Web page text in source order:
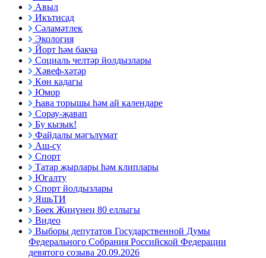
Авыл
Икътисад
Сәламәтлек
Экология
Йорт һәм бакча
Социаль челтәр йолдызлары
Хәвеф-хәтәр
Көн кадагы
Юмор
Һава торышы һәм ай календаре
Сорау-җавап
Бу кызык!
Файдалы мәгълүмат
Аш-су
Спорт
Татар җырлары һәм клиплары
Югалту
Спорт йолдызлары
ЯшьТИ
Бөек Җиңүнең 80 еллыгы
Видео
Выборы депутатов Государственной Думы
Федерального Собрания Российской Федерации
девятого созыва 20.09.2026